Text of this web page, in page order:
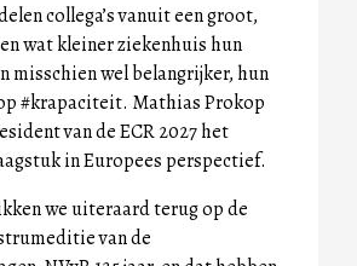
collega’s vanuit een groot,
wat kleiner ziekenhuis hun
misschien wel belangrijker, hun
#krapaciteit. Mathias Prokop
van de ECR 2027 het
in Europees perspectief.
we uiteraard terug op de
van de